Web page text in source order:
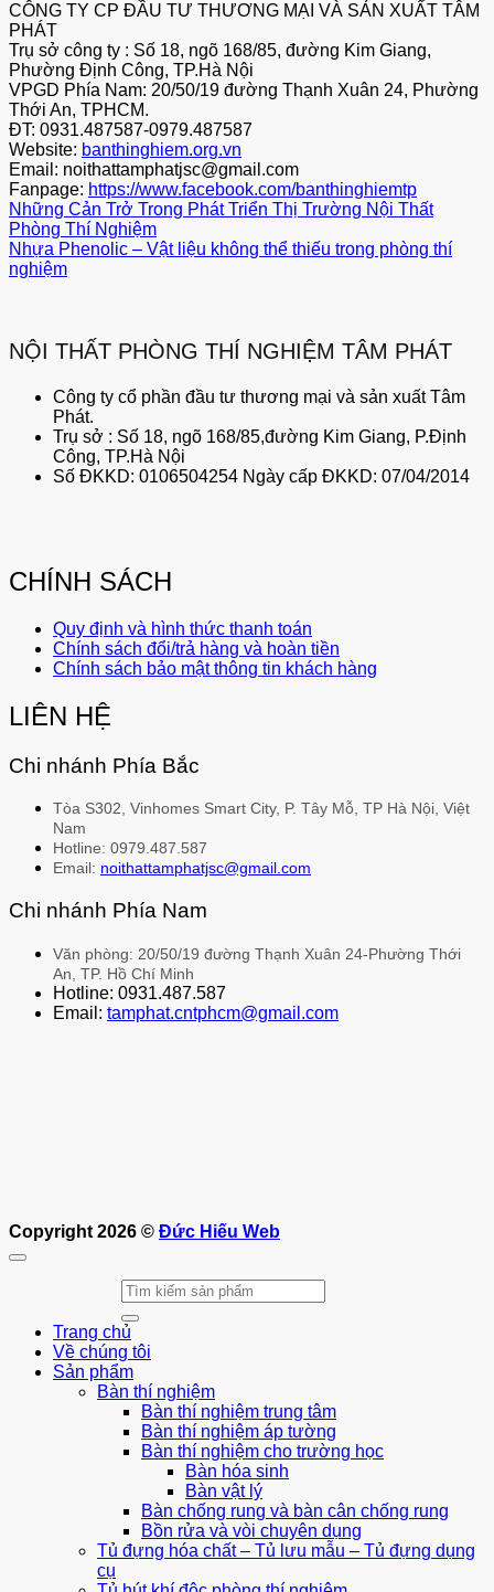
CÔNG TY CP ĐẦU TƯ THƯƠNG MẠI VÀ SẢN XUẤT TÂM
PHÁT
Trụ sở công ty : Số 18, ngõ 168/85, đường Kim Giang,
Phường Định Công, TP.Hà Nội
VPGD Phía Nam: 20/50/19 đường Thạnh Xuân 24, Phường
Thới An, TPHCM.
ĐT: 0931.487587-0979.487587
Website: banthinghiem.org.vn
Email: noithattamphatjsc@gmail.com
Fanpage: https://www.facebook.com/banthinghiemtp
Những Cản Trở Trong Phát Triển Thị Trường Nội Thất
Phòng Thí Nghiệm
Nhựa Phenolic – Vật liệu không thể thiếu trong phòng thí
nghiệm
NỘI THẤT PHÒNG THÍ NGHIỆM TÂM PHÁT
Công ty cổ phần đầu tư thương mại và sản xuất Tâm
Phát.
Trụ sở : Số 18, ngõ 168/85,đường Kim Giang, P.Định
Công, TP.Hà Nội
Số ĐKKD: 0106504254 Ngày cấp ĐKKD: 07/04/2014
CHÍNH SÁCH
Quy định và hình thức thanh toán
Chính sách đổi/trả hàng và hoàn tiền
Chính sách bảo mật thông tin khách hàng
LIÊN HỆ
Chi nhánh Phía Bắc
Tòa S302, Vinhomes Smart City, P. Tây Mỗ, TP Hà Nội, Việt
Nam
Hotline: 0979.487.587
Email: noithattamphatjsc@gmail.com
Chi nhánh Phía Nam
Văn phòng: 20/50/19 đường Thạnh Xuân 24-Phường Thới
An, TP. Hồ Chí Minh
Hotline: 0931.487.587
Email: tamphat.cntphcm@gmail.com
Copyright 2026 © Đức Hiếu Web
Tìm
kiếm:
Trang chủ
Về chúng tôi
Sản phẩm
Bàn thí nghiệm
Bàn thí nghiệm trung tâm
Bàn thí nghiệm áp tường
Bàn thí nghiệm cho trường học
Bàn hóa sinh
Bàn vật lý
Bàn chống rung và bàn cân chống rung
Bồn rửa và vòi chuyên dụng
Tủ đựng hóa chất – Tủ lưu mẫu – Tủ đựng dụng
cụ